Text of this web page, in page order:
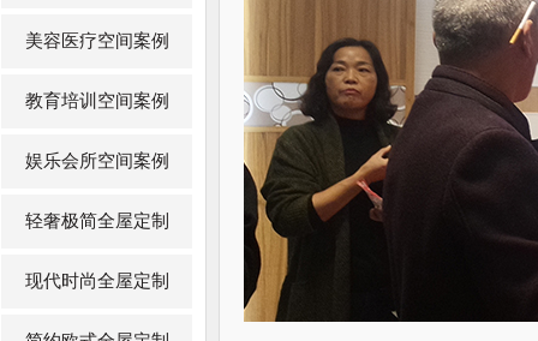
美容医疗空间案例
教育培训空间案例
娱乐会所空间案例
轻奢极简全屋定制
现代时尚全屋定制